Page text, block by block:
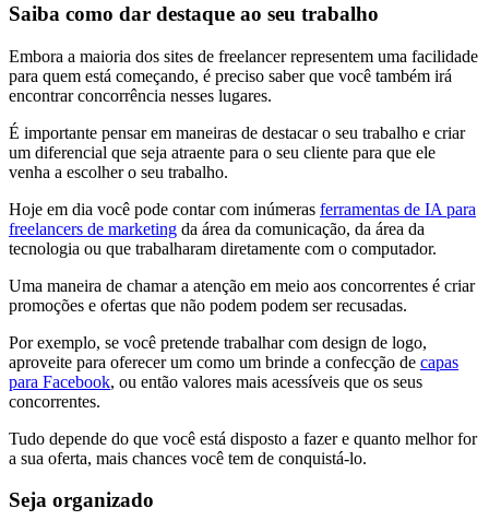
Saiba como dar destaque ao seu trabalho
Embora a maioria dos sites de freelancer representem uma facilidade
para quem está começando, é preciso saber que você também irá
encontrar concorrência nesses lugares.
É importante pensar em maneiras de destacar o seu trabalho e criar
um diferencial que seja atraente para o seu cliente para que ele
venha a escolher o seu trabalho.
Hoje em dia você pode contar com inúmeras ferramentas de IA para
freelancers de marketing da área da comunicação, da área da
tecnologia ou que trabalharam diretamente com o computador.
Uma maneira de chamar a atenção em meio aos concorrentes é criar
promoções e ofertas que não podem podem ser recusadas.
Por exemplo, se você pretende trabalhar com design de logo,
aproveite para oferecer um como um brinde a confecção de capas
para Facebook, ou então valores mais acessíveis que os seus
concorrentes.
Tudo depende do que você está disposto a fazer e quanto melhor for
a sua oferta, mais chances você tem de conquistá-lo.
Seja organizado